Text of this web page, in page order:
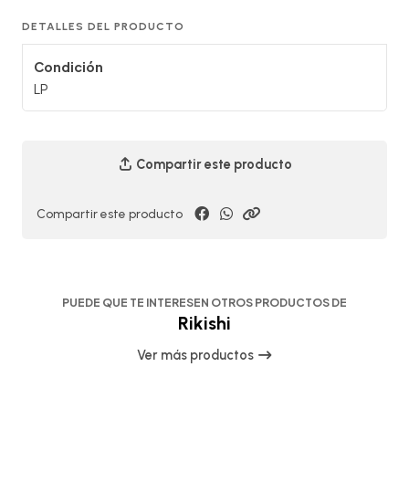
DETALLES DEL PRODUCTO
Condición
LP
Compartir este producto
Compartir este producto
PUEDE QUE TE INTERESEN OTROS PRODUCTOS DE
Rikishi
Ver más productos